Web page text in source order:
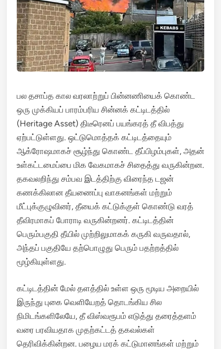
பல தசாப்த கால வரலாற்றுப் பின்னணியைக் கொண்ட
ஒரு முக்கியப் பாரம்பரிய சின்னக் கட்டிடத்தில்
(Heritage Asset) திடீரெனப் பயங்கரத் தீ விபத்து
ஏற்பட்டுள்ளது. ஒட்டுமொத்தக் கட்டிடத்தையும்
ஆக்ரோஷமாகச் சூழ்ந்து கொண்ட தீப்பிழம்புகள், அதன்
உள்கட்டமைப்பை மிக வேகமாகச் சிதைத்து வருகின்றன.
தகவலறிந்து சம்பவ இடத்திற்கு விரைந்த டஜன்
கணக்கிலான தீயணைப்பு வாகனங்கள் மற்றும்
மீட்புக்குழுவினர், தீயைக் கட்டுக்குள் கொண்டு வரத்
தீவிரமாகப் போராடி வருகின்றனர். கட்டிடத்தின்
பெரும்பகுதி தீயில் முற்றிலுமாகக் கருகி வருவதால்,
அந்தப் பகுதியே தற்பொழுது பெரும் பதற்றத்தில்
மூழ்கியுள்ளது.
கட்டிடத்தின் மேல் தளத்தில் உள்ள ஒரு மூடிய அறையில்
இருந்து புகை வெளியேறத் தொடங்கிய சில
நிமிடங்களிலேயே, தீ விஸ்வரூபம் எடுத்து தரைத்தளம்
வரை பரவியதாக முதற்கட்டத் தகவல்கள்
தெரிவிக்கின்றன. பழைய மரக் கட்டுமானங்கள் மற்றும்